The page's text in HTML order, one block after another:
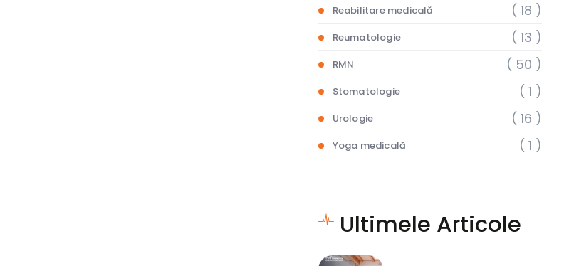
Reabilitare medicală ( 18 )
Reumatologie ( 13 )
RMN ( 50 )
Stomatologie ( 1 )
Urologie ( 16 )
Yoga medicală ( 1 )
Ultimele Articole